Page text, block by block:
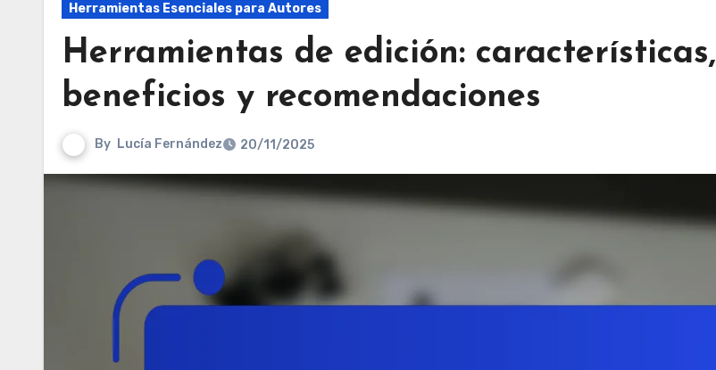
Herramientas Esenciales para Autores
Herramientas de edición: características,
beneficios y recomendaciones
By Lucía Fernández 20/11/2025